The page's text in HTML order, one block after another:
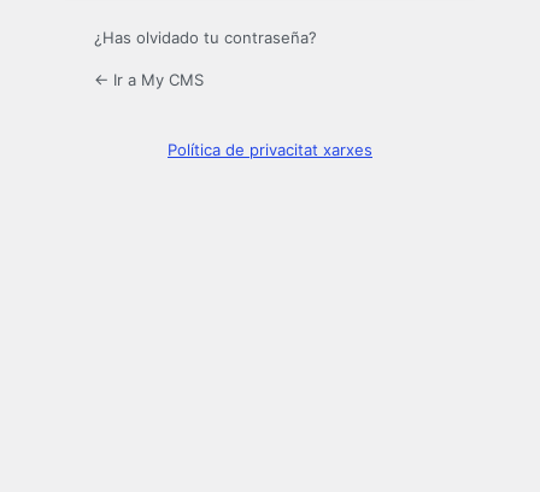
¿Has olvidado tu contraseña?
← Ir a My CMS
Política de privacitat xarxes